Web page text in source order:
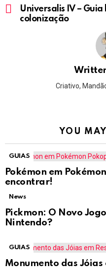
moreUniversalis IV –
colonização
Criativo,
YOU
GUIAS
Pokémon em
encontrar!
News
Pickmon: O Novo
Nintendo?
GUIAS
Monumento das Jóias